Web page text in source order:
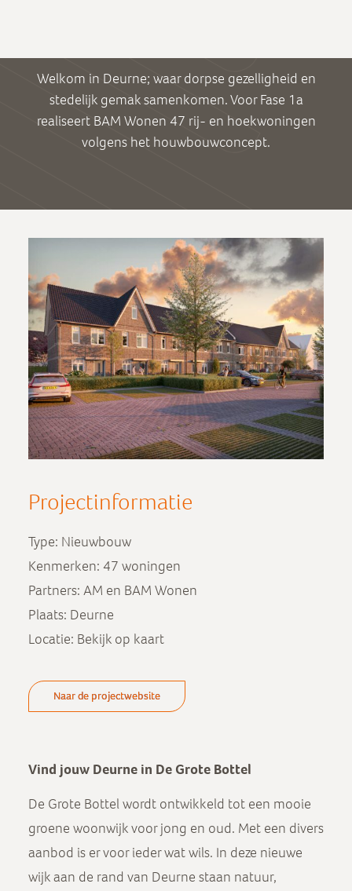
Welkom in Deurne; waar dorpse gezelligheid en
stedelijk gemak samenkomen. Voor Fase 1a
realiseert BAM Wonen 47 rij- en hoekwoningen
volgens het houwbouwconcept.
Projectinformatie
Type: Nieuwbouw
Kenmerken: 47 woningen
Partners: AM en BAM Wonen
Plaats: Deurne
Locatie: Bekijk op kaart
Naar de projectwebsite
Vind jouw Deurne in De Grote Bottel
De Grote Bottel wordt ontwikkeld tot een mooie
groene woonwijk voor jong en oud. Met een divers
aanbod is er voor ieder wat wils. In deze nieuwe
wijk aan de rand van Deurne staan natuur,